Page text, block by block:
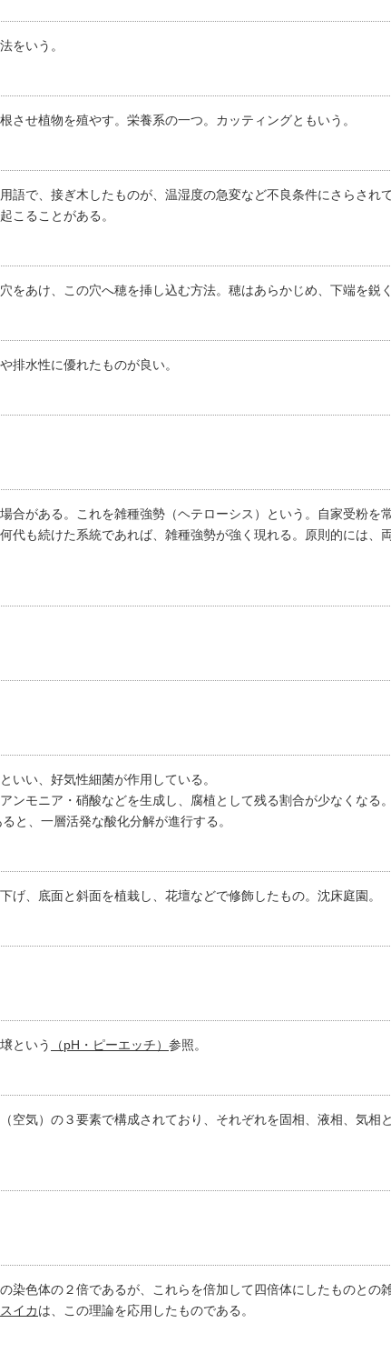
をいう。
せ植物を殖やす。栄養系の一つ。カッティングともいう。
語で、接ぎ木したものが、温湿度の急変など不良条件にさらされ
こることがある。
をあけ、この穴へ穂を挿し込む方法。穂はあらかじめ、下端を鋭
排水性に優れたものが良い。
合がある。これを雑種強勢（ヘテローシス）という。自家受粉を
代も続けた系統であれば、雑種強勢が強く現れる。原則的には、
いい、好気性細菌が作用している。
ンモニア・硝酸などを生成し、腐植として残る割合が少なくなる
と、一層活発な酸化分解が進行する。
、底面と斜面を植栽し、花壇などで修飾したもの。沈床庭園。
という （pH・ピーエッチ） 参照。
空気）の３要素で構成されており、それぞれを固相、液相、気相
染色体の２倍であるが、これらを倍加して四倍体にしたものとの
イカは、この理論を応用したものである。